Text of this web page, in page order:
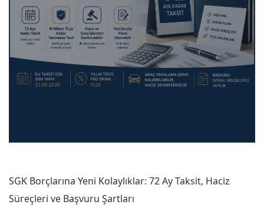
SGK Borçlarına Yeni Kolaylıklar: 72 Ay Taksit, Haciz
Süreçleri ve Başvuru Şartları